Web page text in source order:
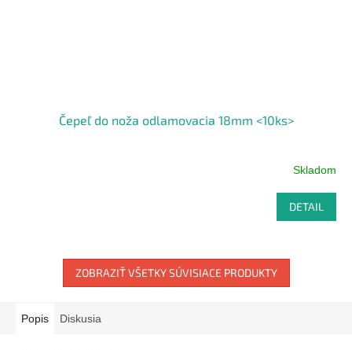
Čepeľ do noža odlamovacia 18mm <10ks>
Skladom
DETAIL
ZOBRAZIŤ VŠETKY SÚVISIACE PRODUKTY
Popis Diskusia